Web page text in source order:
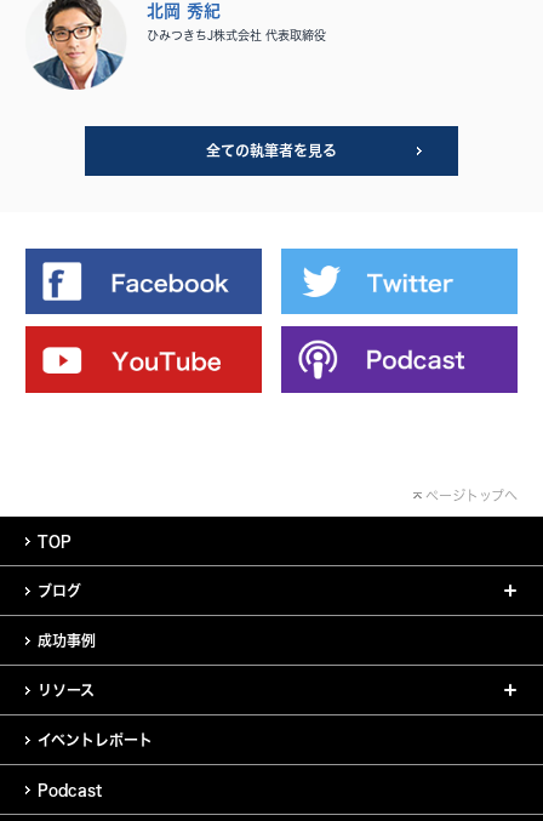
北岡 秀紀
ひみつきちJ株式会社 代表取締役
全ての執筆者を見る
ページトップへ
TOP
ブログ
成功事例
リソース
イベントレポート
Podcast